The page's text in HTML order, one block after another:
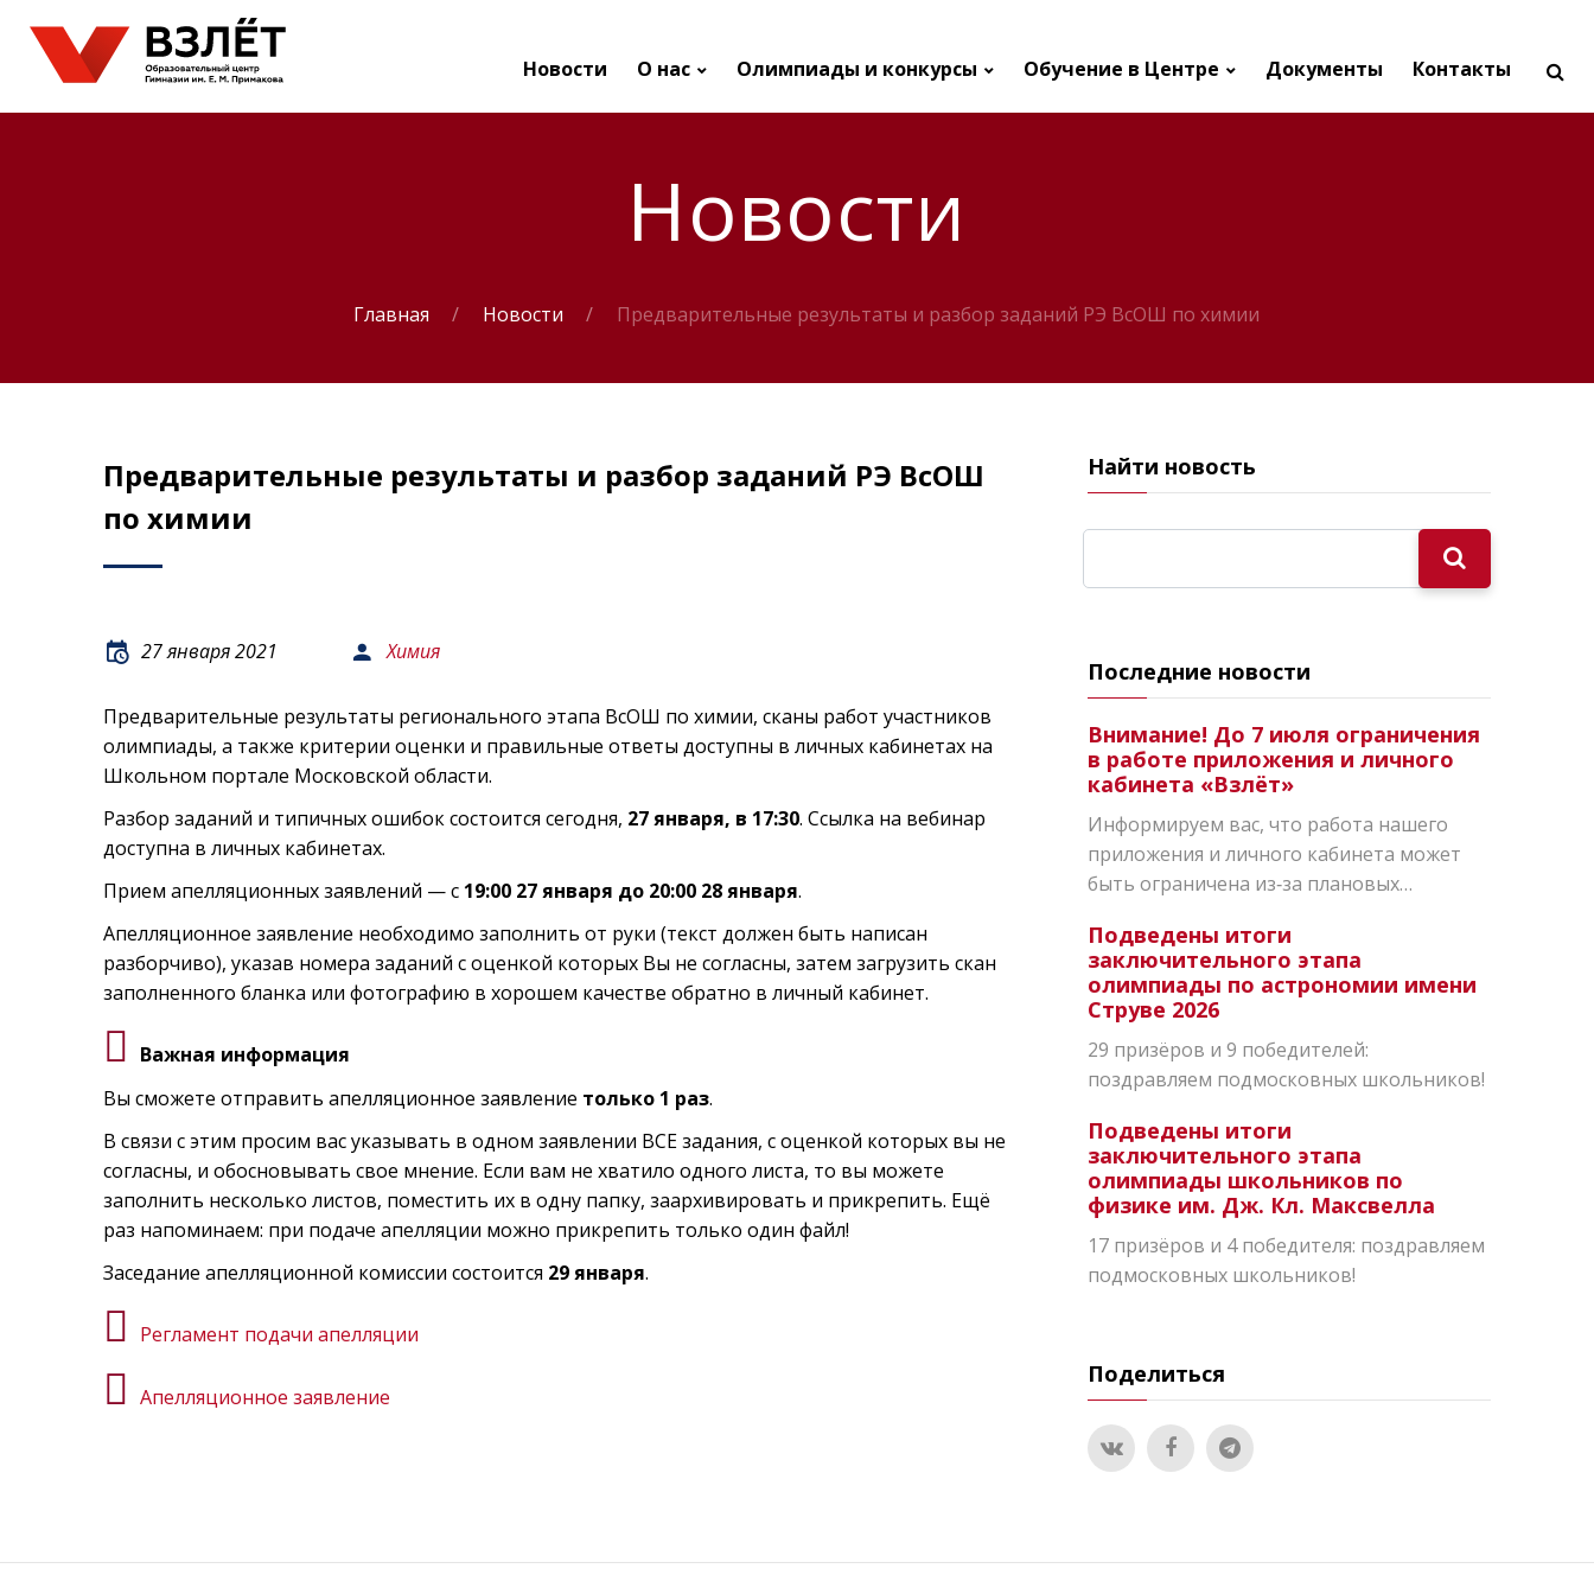
Новости О нас Олимпиады и конкурсы Обучение в Центре Документы Контакты
Новости
Главная Новости Предварительные результаты и разбор заданий РЭ ВсОШ по химии
Предварительные результаты и разбор заданий РЭ ВсОШ
по химии
27 января 2021 Химия
Предварительные результаты регионального этапа ВсОШ по химии, сканы работ участников
олимпиады, а также критерии оценки и правильные ответы доступны в личных кабинетах на
Школьном портале Московской области.
Разбор заданий и типичных ошибок состоится сегодня, 27 января, в 17:30. Ссылка на вебинар
доступна в личных кабинетах.
Прием апелляционных заявлений — с 19:00 27 января до 20:00 28 января.
Апелляционное заявление необходимо заполнить от руки (текст должен быть написан
разборчиво), указав номера заданий с оценкой которых Вы не согласны, затем загрузить скан
заполненного бланка или фотографию в хорошем качестве обратно в личный кабинет.
Важная информация
Вы сможете отправить апелляционное заявление только 1 раз.
В связи с этим просим вас указывать в одном заявлении ВСЕ задания, с оценкой которых вы не
согласны, и обосновывать свое мнение. Если вам не хватило одного листа, то вы можете
заполнить несколько листов, поместить их в одну папку, заархивировать и прикрепить. Ещё
раз напоминаем: при подаче апелляции можно прикрепить только один файл!
Заседание апелляционной комиссии состоится 29 января.
Регламент подачи апелляции
Апелляционное заявление
Найти новость
Последние новости
Внимание! До 7 июля ограничения
в работе приложения и личного
кабинета «Взлёт»
Информируем вас, что работа нашего
приложения и личного кабинета может
быть ограничена из‑за плановых…
Подведены итоги
заключительного этапа
олимпиады по астрономии имени
Струве 2026
29 призёров и 9 победителей:
поздравляем подмосковных школьников!
Подведены итоги
заключительного этапа
олимпиады школьников по
физике им. Дж. Кл. Максвелла
17 призёров и 4 победителя: поздравляем
подмосковных школьников!
Поделиться